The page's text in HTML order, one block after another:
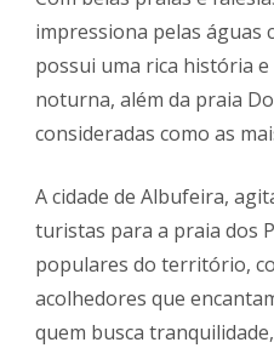
impressiona pelas águas
possui uma rica história
noturna, além da praia
consideradas como as
A cidade de Albufeira,
turistas para a praia dos
populares do território,
acolhedores que
quem busca